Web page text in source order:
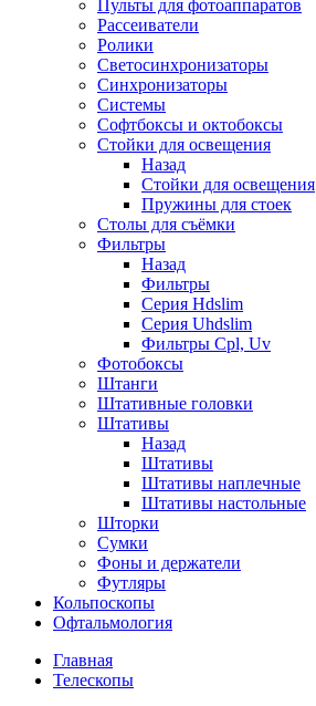
Пульты для фотоаппаратов
Рассеиватели
Ролики
Светосинхронизаторы
Синхронизаторы
Системы
Софтбоксы и октобоксы
Стойки для освещения
Назад
Стойки для освещения
Пружины для стоек
Столы для съёмки
Фильтры
Назад
Фильтры
Серия Hdslim
Серия Uhdslim
Фильтры Cpl, Uv
Фотобоксы
Штанги
Штативные головки
Штативы
Назад
Штативы
Штативы наплечные
Штативы настольные
Шторки
Сумки
Фоны и держатели
Футляры
Кольпоскопы
Офтальмология
Главная
Телескопы